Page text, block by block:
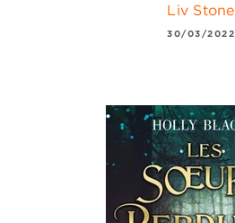
Liv Stone
30/03/2022